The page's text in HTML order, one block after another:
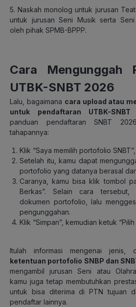
5. Naskah monolog untuk jurusan
untuk jurusan Seni Musik serta
oleh pihak SPMB-BPPP.
Cara Mengunggah
UTBK-SNBT 2026
Lalu, bagaimana cara upload atau
untuk pendaftaran UTBK-
panduan pendaftaran SNBT
tahapannya:
Klik “Saya memilih portofolio
Setelah itu, kamu dapat
portofolio yang datanya berasal
Caranya, kamu bisa klik tombol
Berkas”. Selain cara tersebut,
dokumen portofolio, lalu
pengunggahan.
Klik “Simpan”, kemudian ketuk “Pilih
Itulah informasi mengenai jenis,
ketentuan portofolio SNBP dan
mengambil jurusan Seni atau
kamu juga tetap membutuhkan
untuk bisa diterima di PTN tujuan
pendaftar lainnya.